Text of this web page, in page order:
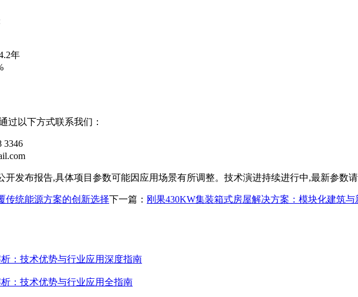
年
过以下方式联系我们：
3346
发布报告,具体项目参数可能因应用场景有所调整。技术演进持续进行中,最新参数请
传统能源方案的创新选择下一篇： 刚果430KW集装箱式房屋解决方案：模块化建筑
：技术优势与行业应用深度指南
：技术优势与行业应用全指南